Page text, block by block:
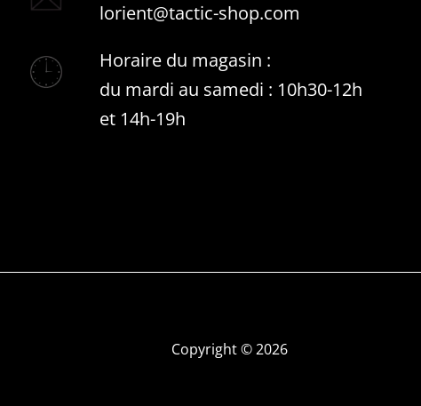
lorient@tactic-shop.com
Horaire du magasin :
du mardi au samedi : 10h30-12h
et 14h-19h
Copyright © 2026